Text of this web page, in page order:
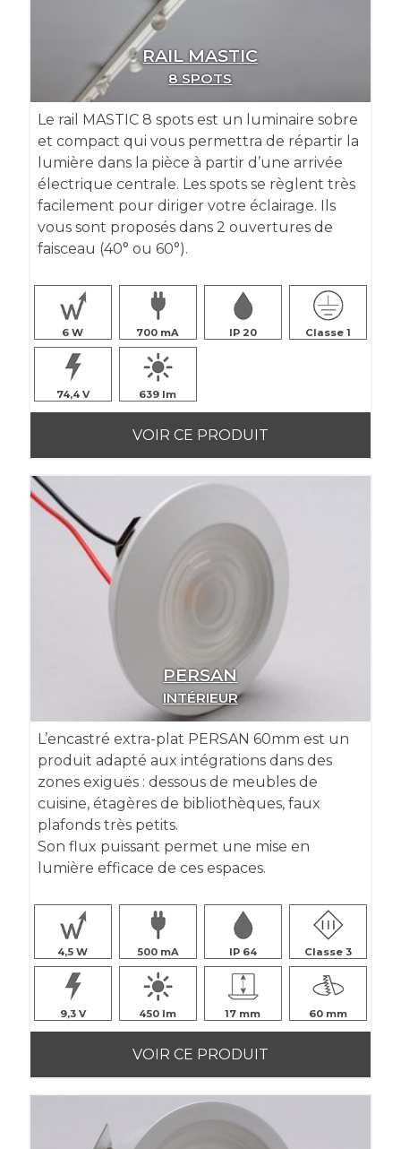
RAIL MASTIC
8 SPOTS
Le rail MASTIC 8 spots est un luminaire sobre
et compact qui vous permettra de répartir la
lumière dans la pièce à partir d’une arrivée
électrique centrale. Les spots se règlent très
facilement pour diriger votre éclairage. Ils
vous sont proposés dans 2 ouvertures de
faisceau (40° ou 60°).
6 700 IP 20 Classe 1
74,4 639
VOIR CE PRODUIT
PERSAN
INTÉRIEUR
L’encastré extra-plat PERSAN 60mm est un
produit adapté aux intégrations dans des
zones exiguës : dessous de meubles de
cuisine, étagères de bibliothèques, faux
plafonds très petits.
Son flux puissant permet une mise en
lumière efficace de ces espaces.
4,5 500 IP 64 Classe 3
9,3 450 17 60
VOIR CE PRODUIT